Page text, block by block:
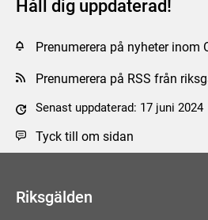
Håll dig uppdaterad!
Prenumerera på nyheter inom
Prenumerera på RSS från
Senast uppdaterad: 17 juni 2024
Tyck till om sidan
Riksgälden